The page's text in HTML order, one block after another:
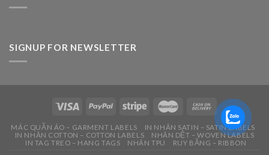
SIGNUP FOR NEWSLETTER
MÁC QUẦN ÁO – GARMENT LABELS
IN NHÃN SATIN – SATIN LABELS
IN NHÃN COTTON – COTTON LABELS
NHÃN DỆT – WOVEN LABELS
IN TAG TREO – HANG TAGS
NHÃN TPU RUY BĂNG – RIBBON